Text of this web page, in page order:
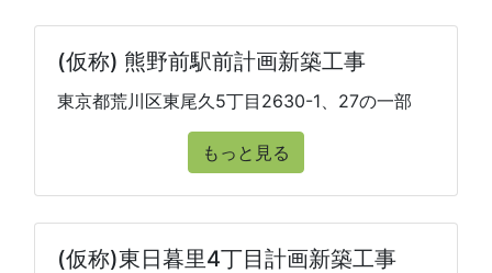
(仮称) 熊野前駅前計画新築工事
東京都荒川区東尾久5丁目2630-1、27の一部
もっと見る
(仮称)東日暮里4丁目計画新築工事